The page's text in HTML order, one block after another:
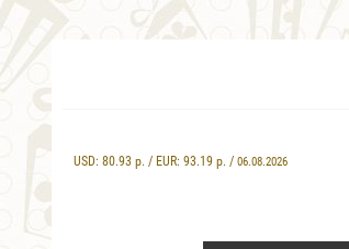
USD: 80.93 р. / EUR: 93.19 р. / 06.08.2026